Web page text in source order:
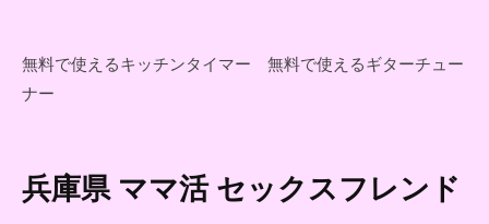
無料で使えるキッチンタイマー
無料で使えるギターチュー
ナー
コ
ン
兵庫県 ママ活 セックスフレンド